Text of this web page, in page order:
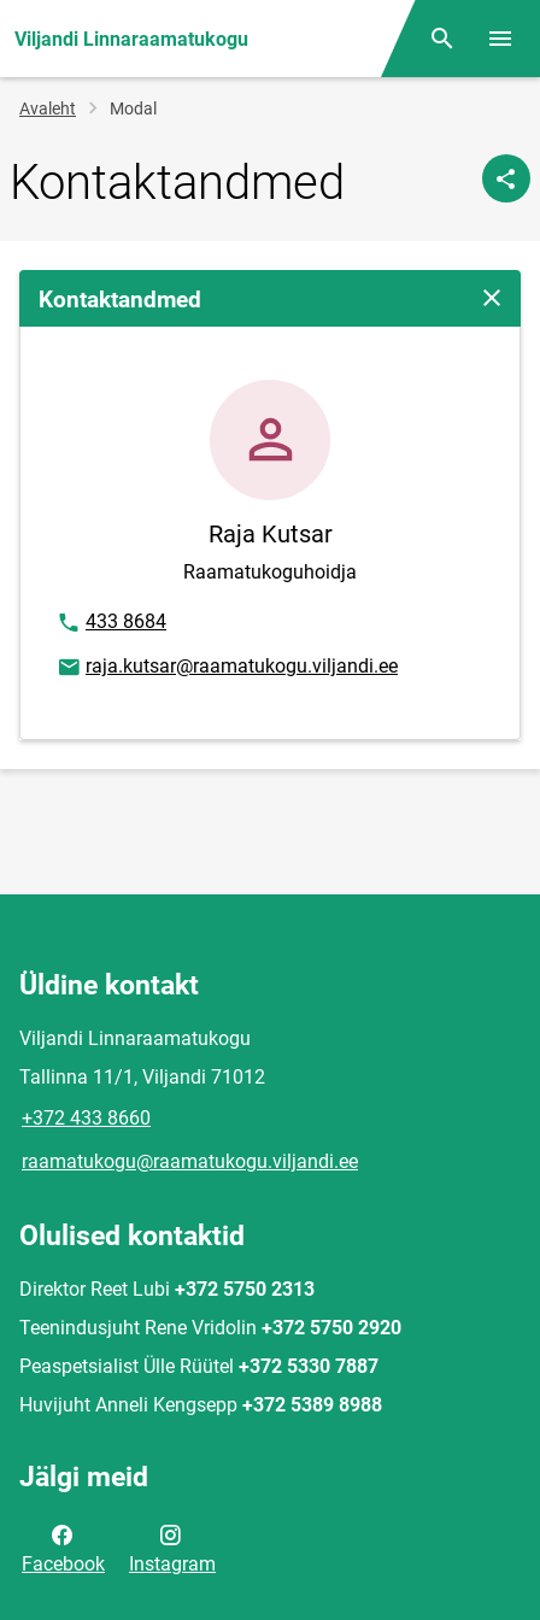
Viljandi Linnaraamatukogu Otsing
Jälglink
Avaleht Modal
Kontaktandmed
Kontaktandmed Sulge
Raja Kutsar
Raamatukoguhoidja
Telefoninumber
433 8684
E-posti aadress
raja.kutsar@raamatukogu.viljandi.ee
Üldine kontakt
Viljandi Linnaraamatukogu
Tallinna 11/1, Viljandi 71012
+372 433 8660
raamatukogu@raamatukogu.viljandi.ee
Olulised kontaktid
Direktor Reet Lubi +372 5750 2313
Teenindusjuht Rene Vridolin +372 5750 2920
Peaspetsialist Ülle Rüütel +372 5330 7887
Huvijuht Anneli Kengsepp +372 5389 8988
Jälgi meid
Facebook Instagram